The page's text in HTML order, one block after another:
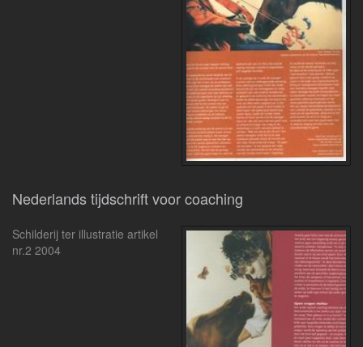
Nederlands tijdschrift voor coaching
Schilderij ter illustratie artikel
nr.2 2004